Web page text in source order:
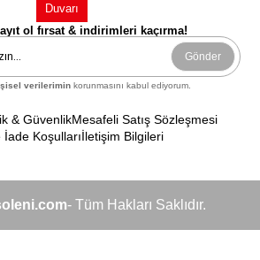
Duvarı
ol fırsat & indirimleri kaçırma!
Gönder
verilerimin korunmasını kabul ediyorum.
& GüvenlikMesafeli Satış Sözleşmesi
İade Koşullarıİletişim Bilgileri
- Tüm Hakları Saklıdır.